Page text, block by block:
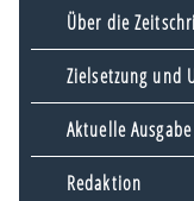
Über die
Zielsetzung und
Aktuelle Ausgabe
Redaktion